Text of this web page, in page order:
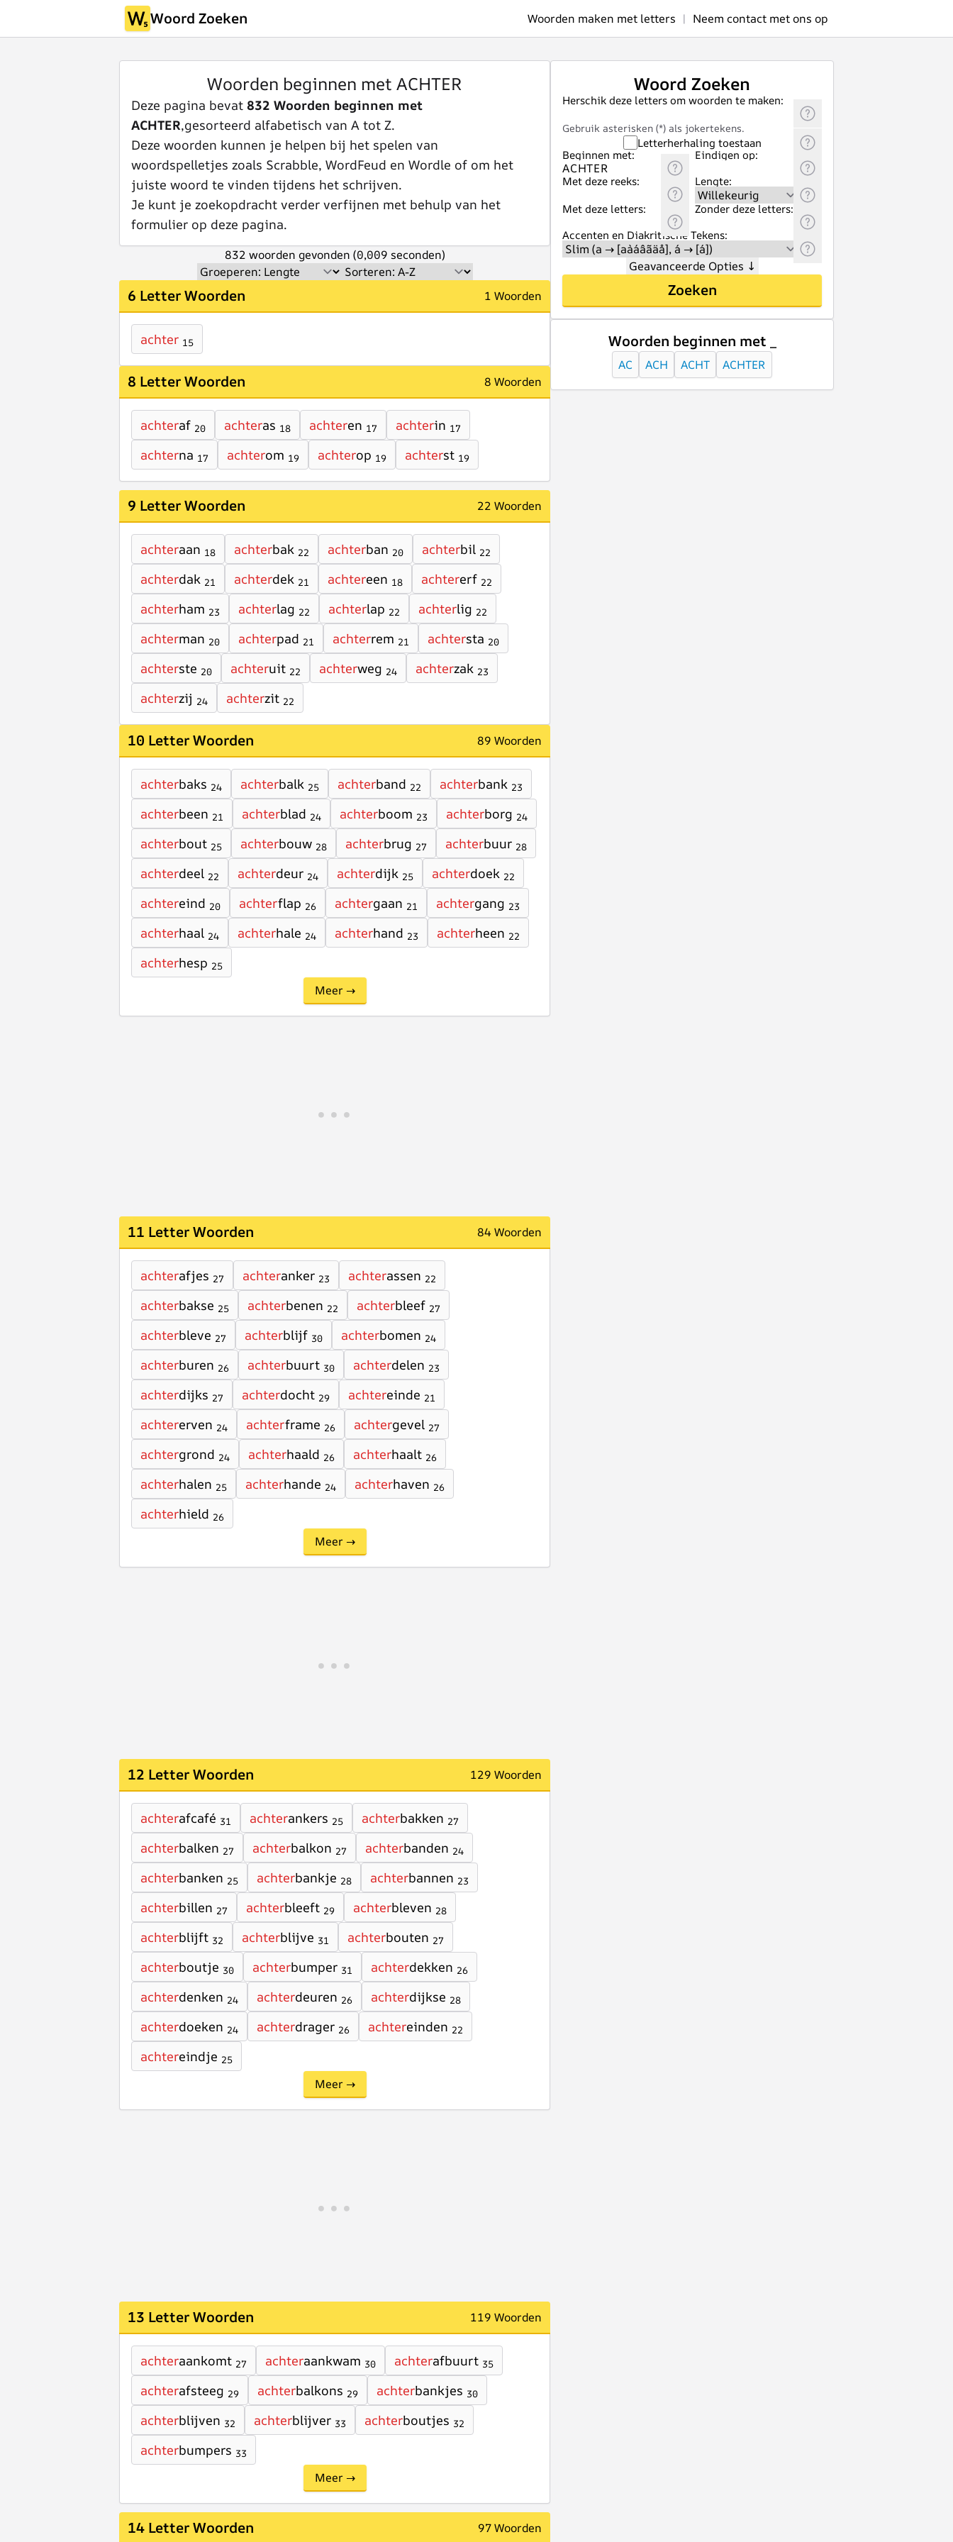
Woord Zoeken Woorden maken met letters | Neem contact met ons op
Woorden beginnen met ACHTER
Deze pagina bevat 832 Woorden beginnen met
ACHTER,gesorteerd alfabetisch van A tot Z.
Deze woorden kunnen je helpen bij het spelen van
woordspelletjes zoals Scrabble, WordFeud en Wordle of om het
juiste woord te vinden tijdens het schrijven.
Je kunt je zoekopdracht verder verfijnen met behulp van het
formulier op deze pagina.
832 woorden gevonden (0,009 seconden)
6 Letter Woorden 1 Woorden
achter 15
8 Letter Woorden 8 Woorden
achteraf 20 achteras 18 achteren 17 achterin 17
achterna 17 achterom 19 achterop 19 achterst 19
9 Letter Woorden 22 Woorden
achteraan 18 achterbak 22 achterban 20 achterbil 22
achterdak 21 achterdek 21 achtereen 18 achtererf 22
achterham 23 achterlag 22 achterlap 22 achterlig 22
achterman 20 achterpad 21 achterrem 21 achtersta 20
achterste 20 achteruit 22 achterweg 24 achterzak 23
achterzij 24 achterzit 22
10 Letter Woorden 89 Woorden
achterbaks 24 achterbalk 25 achterband 22 achterbank 23
achterbeen 21 achterblad 24 achterboom 23 achterborg 24
achterbout 25 achterbouw 28 achterbrug 27 achterbuur 28
achterdeel 22 achterdeur 24 achterdijk 25 achterdoek 22
achtereind 20 achterflap 26 achtergaan 21 achtergang 23
achterhaal 24 achterhale 24 achterhand 23 achterheen 22
achterhesp 25
Meer →
11 Letter Woorden 84 Woorden
achterafjes 27 achteranker 23 achterassen 22
achterbakse 25 achterbenen 22 achterbleef 27
achterbleve 27 achterblijf 30 achterbomen 24
achterburen 26 achterbuurt 30 achterdelen 23
achterdijks 27 achterdocht 29 achtereinde 21
achtererven 24 achterframe 26 achtergevel 27
achtergrond 24 achterhaald 26 achterhaalt 26
achterhalen 25 achterhande 24 achterhaven 26
achterhield 26
Meer →
12 Letter Woorden 129 Woorden
achterafcafé 31 achterankers 25 achterbakken 27
achterbalken 27 achterbalkon 27 achterbanden 24
achterbanken 25 achterbankje 28 achterbannen 23
achterbillen 27 achterbleeft 29 achterbleven 28
achterblijft 32 achterblijve 31 achterbouten 27
achterboutje 30 achterbumper 31 achterdekken 26
achterdenken 24 achterdeuren 26 achterdijkse 28
achterdoeken 24 achterdrager 26 achtereinden 22
achtereindje 25
Meer →
13 Letter Woorden 119 Woorden
achteraankomt 27 achteraankwam 30 achterafbuurt 35
achterafsteeg 29 achterbalkons 29 achterbankjes 30
achterblijven 32 achterblijver 33 achterboutjes 32
achterbumpers 33
Meer →
14 Letter Woorden 97 Woorden
Woord Zoeken
Herschik deze letters om woorden te maken:
Gebruik asterisken (*) als jokertekens.
Letterherhaling toestaan
Beginnen met:
Eindigen op:
Met deze reeks:
Lengte:
Met deze letters:
Zonder deze letters:
Accenten en Diakritische Tekens:
Geavanceerde Opties ↓
Zoeken
Woorden beginnen met _
AC ACH ACHT ACHTER